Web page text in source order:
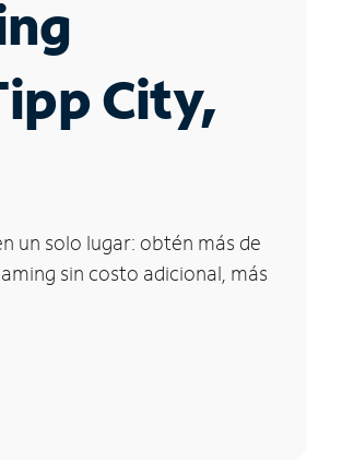
City,
un solo lugar: obtén más de
sin costo adicional, más